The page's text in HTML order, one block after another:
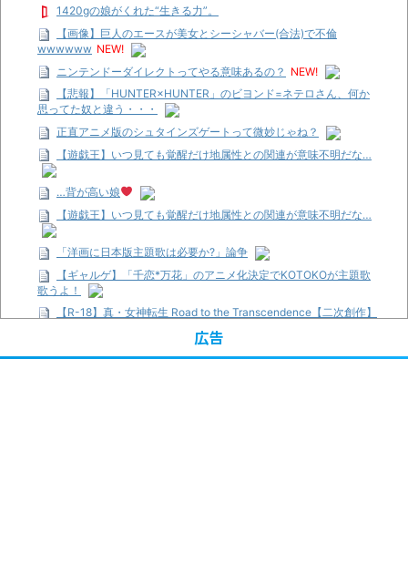
1420gの娘がくれた“生きる力”。
【画像】巨人のエースが美女とシーシャバー(合法)で不倫
wwwwww NEW!
ニンテンドーダイレクトってやる意味あるの？ NEW!
【悲報】「HUNTER×HUNTER」のビヨンド=ネテロさん、何か
思ってた奴と違う・・・
正直アニメ版のシュタインズゲートって微妙じゃね？
【遊戯王】いつ見ても覚醒だけ地属性との関連が意味不明だな…
…背が高い娘
【遊戯王】いつ見ても覚醒だけ地属性との関連が意味不明だな…
「洋画に日本版主題歌は必要か?」論争
【ギャルゲ】「千恋*万花」のアニメ化決定でKOTOKOが主題歌
歌うよ！
【R-18】真・女神転生 Road to the Transcendence【二次創作】
広告